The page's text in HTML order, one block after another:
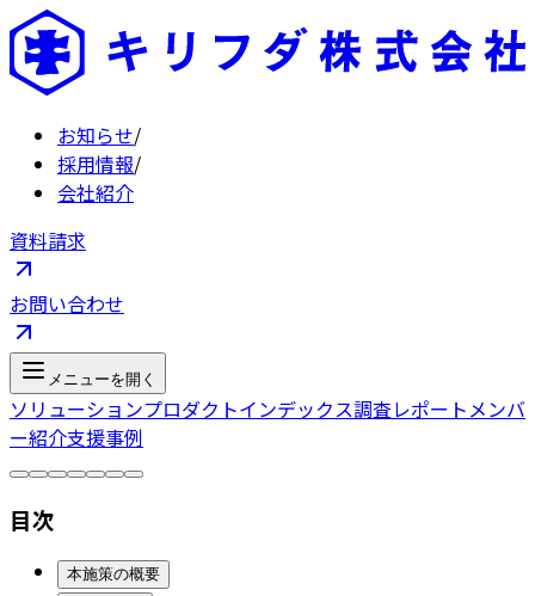
お知らせ/
採用情報/
会社紹介
資料請求
お問い合わせ
メニューを開く
ソリューションプロダクトインデックス調査レポートメンバ
ー紹介支援事例
目次
本施策の概要